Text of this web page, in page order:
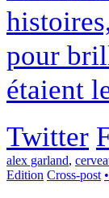
pour
étaient
Twitter
alex garland,
Edition Cross-post